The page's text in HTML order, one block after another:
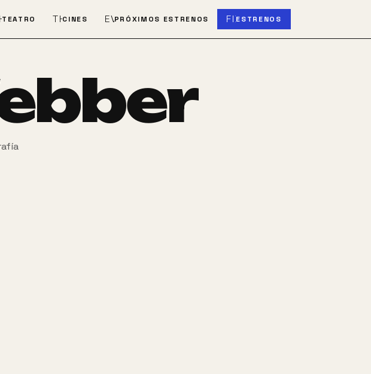
TEATRO THEATERS
CINES EVENT_UPCOMING
PRÓXIMOS ESTRENOS FIBER_NEW
ESTRENOS